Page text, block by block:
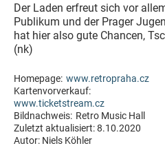
Der Laden erfreut sich vor
Publikum und der Prager
hat hier also gute Chancen,
(nk)
Homepage: www.retropraha.cz
Kartenvorverkauf:
www.ticketstream.cz
Bildnachweis: Retro Music Hall
Zuletzt aktualisiert:8.10.2020
Autor: Niels Köhler